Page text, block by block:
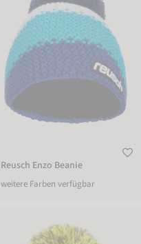
Reusch Enzo Beanie
weitere Farben verfügbar